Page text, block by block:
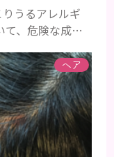
うるアレルギ
、危険な成分
る成分 まず、
どの成分にア
のかを説明しま
ルを守り強くし
料 ･･･歯磨き
ヘア